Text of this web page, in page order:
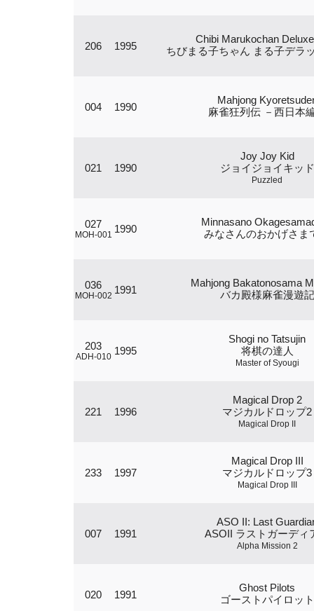
206 1995
Chibi Marukochan
ちびまる子ちゃん まる子デラ
004 1990
Mahjong
麻雀狂列伝 －西日本
021 1990
Joy Joy Kid
ジョイジョイキッド
Puzzled
027
MOH-001 1990
Minnasano
みなさんのおかげさま
036
MOH-002 1991
Mahjong Bakatonosama
バカ殿様麻雀漫遊記
203
ADH-010 1995
Shogi no Tatsujin
将棋の達人
Master of Syougi
221 1996
Magical Drop 2
マジカルドロップ2
Magical Drop II
233 1997
Magical Drop III
マジカルドロップ3
Magical Drop III
007 1991
ASO II: Last
ASOII ラストガーディ
Alpha Mission 2
020 1991
Ghost Pilots
ゴーストパイロット